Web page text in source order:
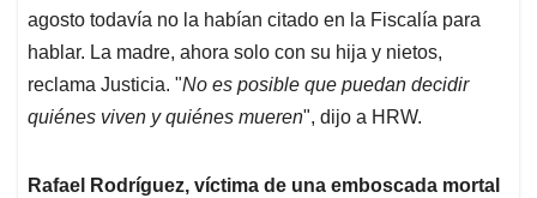
agosto todavía no la habían citado en la Fiscalía para
hablar. La madre, ahora solo con su hija y nietos,
reclama Justicia. "No es posible que puedan decidir
quiénes viven y quiénes mueren", dijo a HRW.
Rafael Rodríguez, víctima de una emboscada mortal